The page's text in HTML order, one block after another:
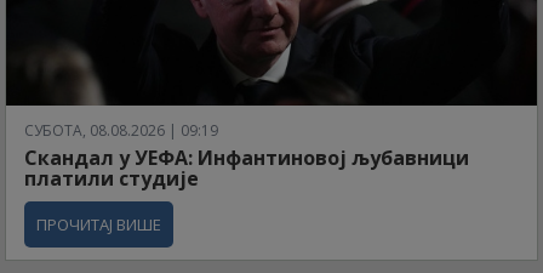
СУБОТА, 08.08.2026 | 09:19
Скандал у УЕФА: Инфантиновој љубавници
платили студије
ПРОЧИТАЈ ВИШЕ